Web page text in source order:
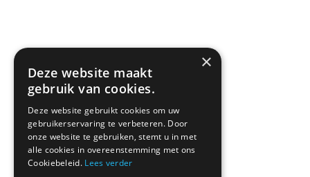
NEWSLETTER
Blijf op de hoogte
×
Deze website maakt
gebruik van cookies.
Deze website gebruikt cookies om uw
gebruikerservaring te verbeteren. Door
onze website te gebruiken, stemt u in met
alle cookies in overeenstemming met ons
Cookiebeleid. Lees verder